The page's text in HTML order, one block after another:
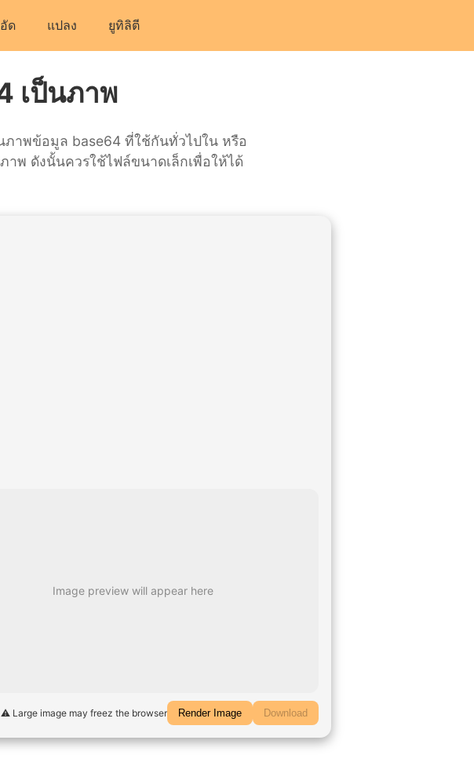
ด แปลง ยูทิลิตี
เป็นภาพ
ภาพข้อมูล base64 ที่ใช้กันทั่วไปใน หรือ
พ ดังนั้นควรใช้ไฟล์ขนาดเล็กเพื่อให้ได้
Image preview will appear here
⚠️ Large image may freez the browser Render Image Download